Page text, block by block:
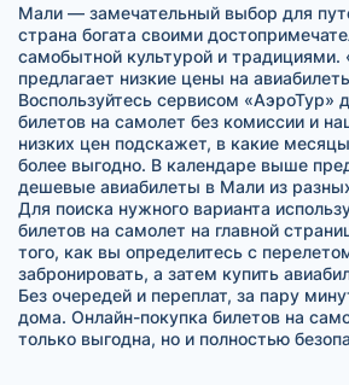
Мали — замечательный выбор для
страна богата своими
самобытной культурой и традициями.
предлагает низкие цены на
Воспользуйтесь сервисом «АэроТур»
билетов на самолет без комиссии и
низких цен подскажет, в какие
более выгодно. В календаре выше
дешевые авиабилеты в Мали из
Для поиска нужного варианта
билетов на самолет на главной
того, как вы определитесь с
забронировать, а затем купить
Без очередей и переплат, за пару
дома. Онлайн-покупка билетов на
только выгодна, но и полностью